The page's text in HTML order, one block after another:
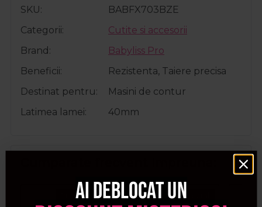
SKU
BABFX703BZE
Categorii
Cutite si accesorii
Brand
Babyliss Pro
Beneficii
Rezistenta, Taiere precisa
Destinat pentru
Masini de contur
Latimea lamei
40mm
Pret special Pret special
Ai deblocat un